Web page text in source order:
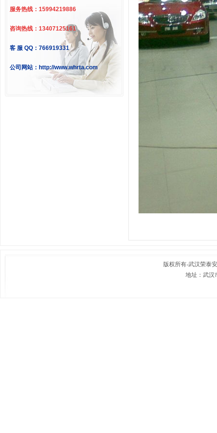
服务热线：15994219886
咨询热线：13407125161
客 服 QQ：766919331
公司网站：http://www.whrta.com
版权所有-武汉荣泰
地址：武汉市